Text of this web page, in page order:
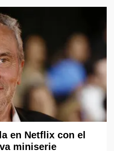
en Netflix con el
miniserie